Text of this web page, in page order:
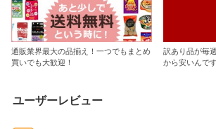
通販業界最大の品揃え！一つでもまとめ
買いでも大歓迎！
訳あり品が毎
から安いんです
ユーザーレビュー